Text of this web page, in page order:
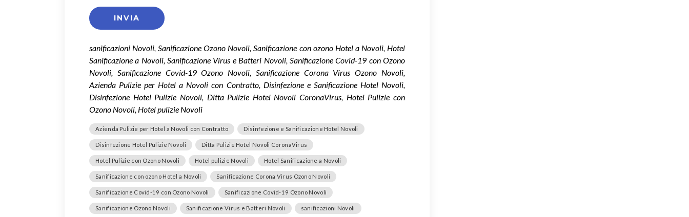
sanificazioni Novoli, Sanificazione Ozono Novoli, Sanificazione con ozono Hotel a Novoli, Hotel
Sanificazione a Novoli, Sanificazione Virus e Batteri Novoli, Sanificazione Covid-19 con Ozono
Novoli, Sanificazione Covid-19 Ozono Novoli, Sanificazione Corona Virus Ozono Novoli,
Azienda Pulizie per Hotel a Novoli con Contratto, Disinfezione e Sanificazione Hotel Novoli,
Disinfezione Hotel Pulizie Novoli, Ditta Pulizie Hotel Novoli CoronaVirus, Hotel Pulizie con
Ozono Novoli, Hotel pulizie Novoli
Azienda Pulizie per Hotel a Novoli con Contratto Disinfezione e Sanificazione Hotel Novoli
Disinfezione Hotel Pulizie Novoli Ditta Pulizie Hotel Novoli CoronaVirus
Hotel Pulizie con Ozono Novoli Hotel pulizie Novoli Hotel Sanificazione a Novoli
Sanificazione con ozono Hotel a Novoli Sanificazione Corona Virus Ozono Novoli
Sanificazione Covid-19 con Ozono Novoli Sanificazione Covid-19 Ozono Novoli
Sanificazione Ozono Novoli Sanificazione Virus e Batteri Novoli sanificazioni Novoli